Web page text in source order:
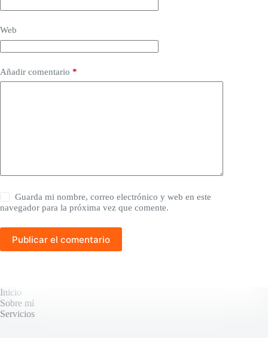
Web
Añadir comentario *
Guarda mi nombre, correo electrónico y web en este
navegador para la próxima vez que comente.
Publicar el comentario
Inicio
Sobre mí
Servicios